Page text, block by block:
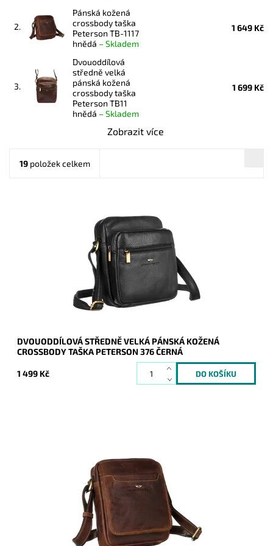
2.
Pánská kožená
crossbody taška
Peterson TB-1117
hnědá –Skladem
1 649 Kč
3.
Dvouoddílová
středně velká
pánská kožená
crossbody taška
Peterson TB11
hnědá –Skladem
1 699 Kč
Zobrazit více
19 položek celkem
Středně velká černá pánská kožená crossbody taška
Peterson, která je rozdělena na dva samostatné oddíly.
Skladem
19900
Peterson
2 roky
DVOUODDÍLOVÁ STŘEDNĚ VELKÁ PÁNSKÁ KOŽENÁ
CROSSBODY TAŠKA PETERSON 376 ČERNÁ
1 499 Kč
Malá až středně velká hnědá pánská kožená crossbody taška
zaručuje komfort při každodenním užití.
Skladem
19894
Peterson
2 roky